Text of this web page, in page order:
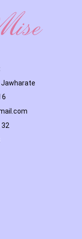
Jawharate
6
32